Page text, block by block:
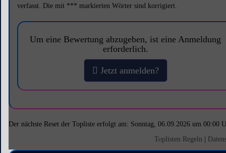
verfasst. Die mit *** markierten Wörter sind korrigiert.
Um eine Bewertung abzugeben, ist eine Anmeldung
erforderlich.
Jetzt anmelden?
Der nächste Reset der Topliste erfolgt am: Sonntag, 06.09.2026 um 00:00
Toplisten Regeln